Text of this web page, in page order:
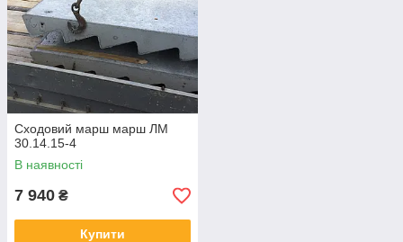
Сходовий марш марш ЛМ
30.14.15-4
В наявності
7 940 ₴
Купити